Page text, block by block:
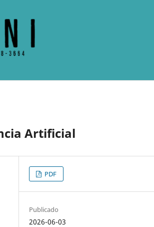
Artificial
PDF
Publicado
2026-06-03